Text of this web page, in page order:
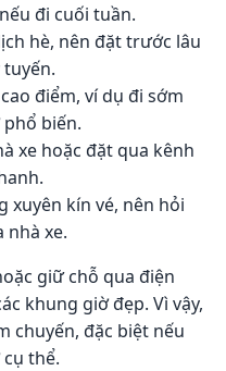
đi cuối tuần.
hè, nên đặt trước lâu
điểm, ví dụ đi sớm
biến.
xe hoặc đặt qua kênh
xuyên kín vé, nên hỏi
nhà xe.
giữ chỗ qua điện
khung giờ đẹp. Vì vậy,
chuyến, đặc biệt nếu
thể.